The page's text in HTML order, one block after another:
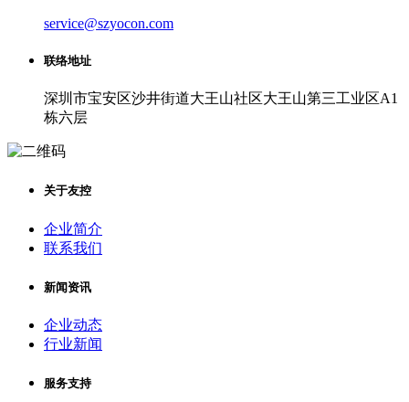
service@szyocon.com
联络地址
深圳市宝安区沙井街道大王山社区大王山第三工业区A1
栋六层
关于友控
企业简介
联系我们
新闻资讯
企业动态
行业新闻
服务支持